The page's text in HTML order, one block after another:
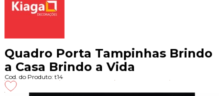
Quadro Porta Tampinhas Brindo
a Casa Brindo a Vida
Cod. do Produto: t14